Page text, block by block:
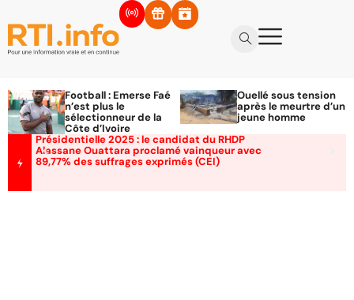
Football : Emerse Faé
n’est plus le
sélectionneur de la
Côte d’Ivoire
Ouellé sous tension
après le meurtre d’un
jeune homme
Présidentielle 2025 : le candidat du RHDP
Alassane Ouattara proclamé vainqueur avec
89,77% des suffrages exprimés (CEI)